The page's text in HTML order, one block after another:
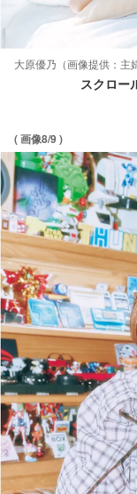
大原優乃（画像提供：主
スクロー
( 画像8/9 )